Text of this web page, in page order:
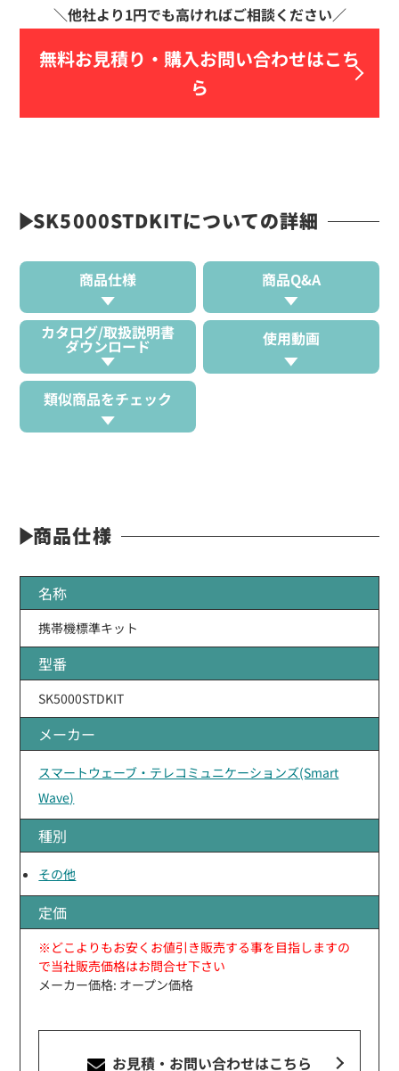
無料お見積り・ 購入お問い合わせはこち
ら
SK5000STDKITについての詳細
商品仕様 商品Q&A
カタログ/取扱説明書
ダウンロード 使用動画
類似商品をチェック
商品仕様
名称
携帯機標準キット
型番
SK5000STDKIT
メーカー
スマートウェーブ・テレコミュニケーションズ(Smart
Wave)
種別
その他
定価
※どこよりもお安くお値引き販売する事を目指しますの
で当社販売価格はお問合せ下さい
メーカー価格: オープン価格
お見積・お問い合わせはこちら